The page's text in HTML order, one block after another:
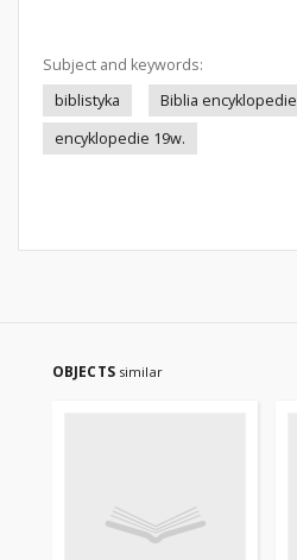
Subject and keywords:
biblistyka
Biblia encyklopedie
encyklopedie 19w.
OBJECTS similar